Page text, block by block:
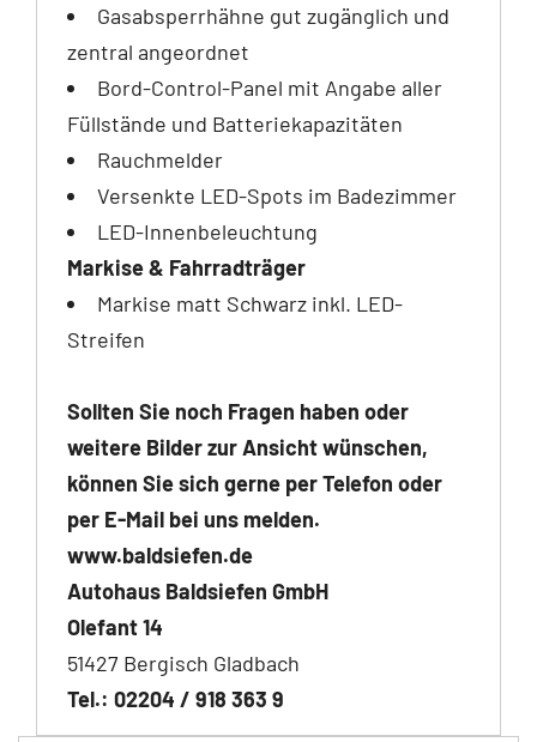
Gasabsperrhähne gut zugänglich und
zentral angeordnet
Bord-Control-Panel mit Angabe aller
Füllstände und Batteriekapazitäten
Rauchmelder
Versenkte LED-Spots im Badezimmer
LED-Innenbeleuchtung
Markise & Fahrradträger
Markise matt Schwarz inkl. LED-
Streifen
Sollten Sie noch Fragen haben oder
weitere Bilder zur Ansicht wünschen,
können Sie sich gerne per Telefon oder
per E-Mail bei uns melden.
www.baldsiefen.de
Autohaus Baldsiefen GmbH
Olefant 14
51427 Bergisch Gladbach
Tel.: 02204 / 918 363 9